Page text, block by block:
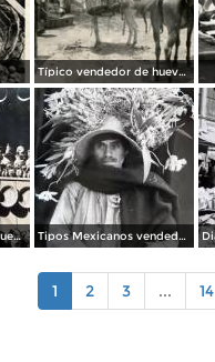
Típico vendedor de huevos
Arte Popular loza de Cuenavaca. Tipos Mexicanos vendedor de flores.
1 2 3 ... 14